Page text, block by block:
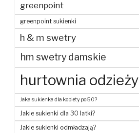
greenpoint
greenpoint sukienki
h & m swetry
hm swetry damskie
hurtownia odzieży
Jaka sukienka dla kobiety po 50?
Jakie sukienki dla 30 latki?
Jakie sukienki odmładzają?